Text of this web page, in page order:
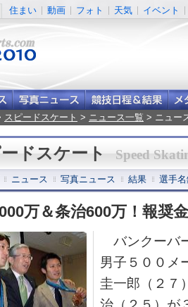
住まい 動画 フォト 天気 イベント
スピードスケート > ニュース一覧 > ニュー
ドスケート Speed
ニュース 写真ニュース 結果 選手
万＆条治600万！報奨
バンクーバ
男子５００メ
圭一郎（２７